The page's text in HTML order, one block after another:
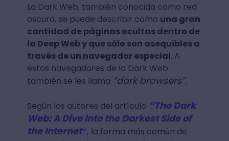
La Dark Web, también conocida como red
oscura, se puede describir como una gran
cantidad de páginas ocultas dentro de
la Deep Web y que sólo son asequibles a
través de un navegador especial. A
estos navegadores de la Dark Web
también se les llama “dark browsers”.
Según los autores del artículo “The Dark
Web: A Dive Into the Darkest Side of
the Internet”, la forma más común de